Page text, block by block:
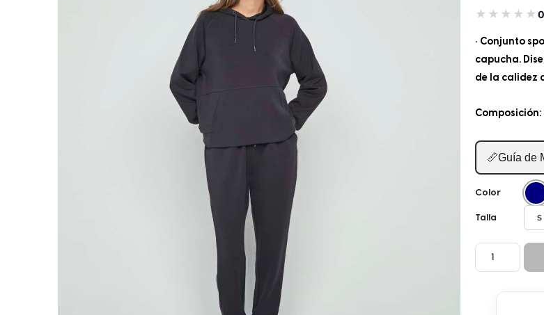
★ ★ ★ ★ ★0
• Conjunto
capucha.
de la calidez
Composición:
📏Guía de
Color
Talla S
PANT
2P